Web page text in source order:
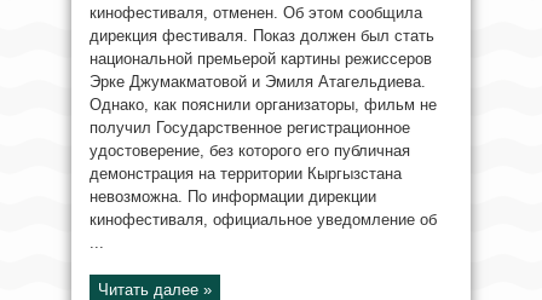
кинофестиваля, отменен. Об этом сообщила
дирекция фестиваля. Показ должен был стать
национальной премьерой картины режиссеров
Эрке Джумакматовой и Эмиля Атагельдиева.
Однако, как пояснили организаторы, фильм не
получил Государственное регистрационное
удостоверение, без которого его публичная
демонстрация на территории Кыргызстана
невозможна. По информации дирекции
кинофестиваля, официальное уведомление об
...
Читать далее »